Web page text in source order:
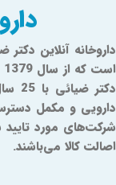
داروخانه آنلاین
دارویی و مکمل
شرکت‌های مورد تایید
اصالت کالا می‌باشند.